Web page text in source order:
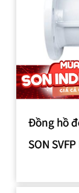
Đồng hồ
SON